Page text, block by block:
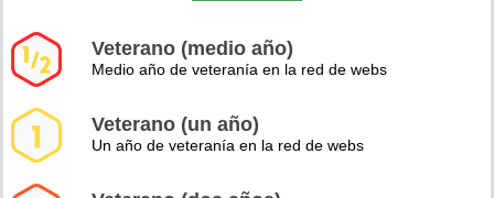
Veterano (medio año)
Medio año de veteranía en la red de webs
Veterano (un año)
Un año de veteranía en la red de webs